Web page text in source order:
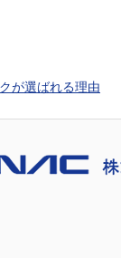
が選ばれる理由